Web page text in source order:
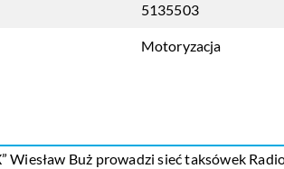
5135503
Motoryzacja
Wiesław Buż prowadzi sieć taksówek